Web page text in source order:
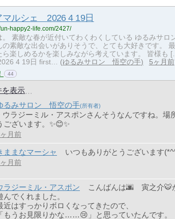
マルシェ 2026 4 19日
happy2-life.com/2427/
。 素敵な春が近付いてわくわくしている ゆるみサロ
の素敵な出会いがありそうで、とても大好きです。
ら楽しめるかを楽しみながら考えています。 皆様も
4 19日 first…
ゆるみサロン 悟空の手
5ヶ月前
44
を表示
るみサロン 悟空の手
ウラジーミル・アスポンさんそうなんですね。場
ございます。✨😊✨
月前
ままなマーシャ いつもありがとうございます
月前
ラジーミル・アスポン
こんばんは🌆 寅之介🐯
んでくれました。
近はすっかりボロくなってきたので、
もうお見限りかな……😢」と思っていたんです。